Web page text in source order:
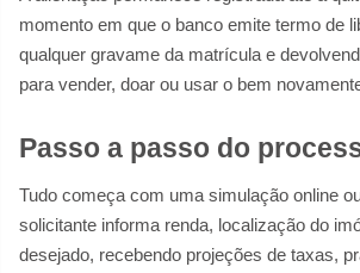
momento em que o banco emite termo de
qualquer gravame da matrícula e
para vender, doar ou usar o bem
Passo a passo do
Tudo começa com uma simulação online
solicitante informa renda, localização do
desejado, recebendo projeções de taxas,